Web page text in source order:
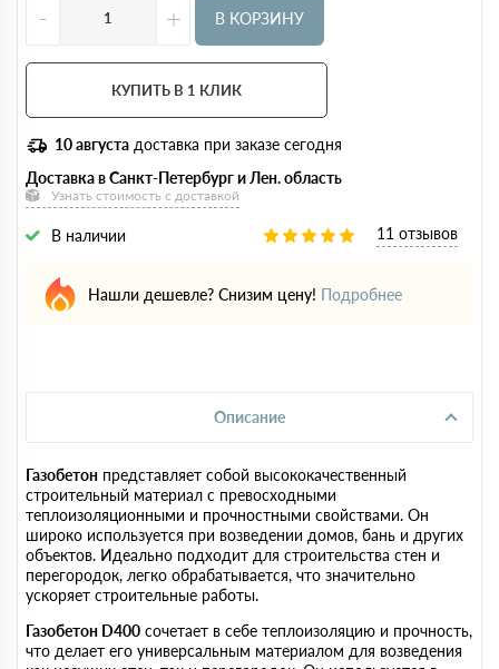
- + В КОРЗИНУ
КУПИТЬ В 1 КЛИК
10 августа доставка при заказе сегодня
Доставка в Санкт-Петербург и Лен. область
Узнать стоимость с доставкой
В наличии 11 отзывов
Нашли дешевле? Снизим цену! Подробнее
Описание
Газобетон представляет собой высококачественный
строительный материал с превосходными
теплоизоляционными и прочностными свойствами. Он
широко используется при возведении домов, бань и других
объектов. Идеально подходит для строительства стен и
перегородок, легко обрабатывается, что значительно
ускоряет строительные работы.
Газобетон D400 сочетает в себе теплоизоляцию и прочность,
что делает его универсальным материалом для возведения